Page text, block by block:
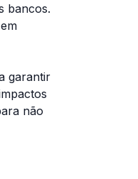
bancos.
garantir
não